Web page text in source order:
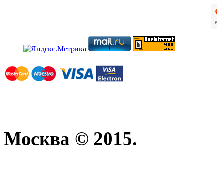
Москва © 2015.